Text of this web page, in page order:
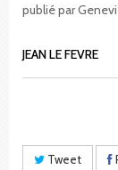
publié par
JEAN LE FEVRE
Tweet